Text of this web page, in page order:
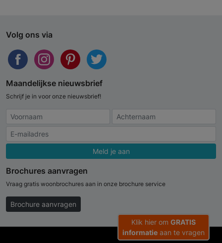
Volg ons via
Maandelijkse nieuwsbrief
Schrijf je in voor onze nieuwsbrief!
Meld je aan
Brochures aanvragen
Vraag gratis woonbrochures aan in onze brochure service
Brochure aanvragen
Klik hier om GRATIS
informatie aan te vragen